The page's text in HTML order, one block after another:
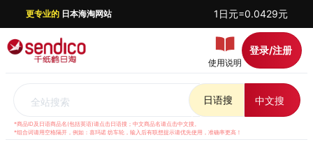
更专业的日本海淘网站 1日元=0.0429元
使用说明
登录/注册
全站搜索 日语搜 中文搜
*商品ID及日语商品名(包括英语)请点击日语搜；中文商品名请点击中文搜。
*组合词请用空格隔开，例如：喜玛诺 纺车轮，输入后有联想提示请优先使用，准确率更高！